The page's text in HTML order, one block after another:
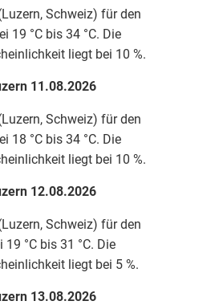
Schweiz) für den
19 °C bis 34 °C. Die
liegt bei 10 %.
11.08.2026
Schweiz) für den
18 °C bis 34 °C. Die
liegt bei 10 %.
12.08.2026
Schweiz) für den
°C bis 31 °C. Die
liegt bei 5 %.
13.08.2026